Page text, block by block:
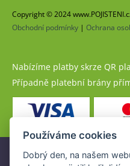
Copyright © 2024
Obchodní podmínky | Ochrana
Nabízíme platby skrze QR
Případně platební brány
Pojistné produkty
Používáme cookies
Dobrý den, na našem